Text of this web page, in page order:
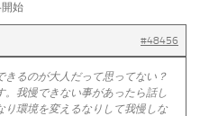
始
#48456
きるのが大人だって思ってない？
。我慢できない事があったら話し
り環境を変えるなりして我慢しな